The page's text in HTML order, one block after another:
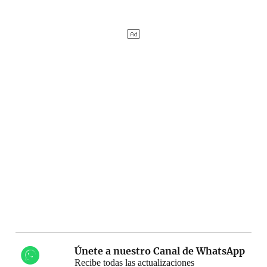
Únete a nuestro Canal de WhatsApp
Recibe todas las actualizaciones